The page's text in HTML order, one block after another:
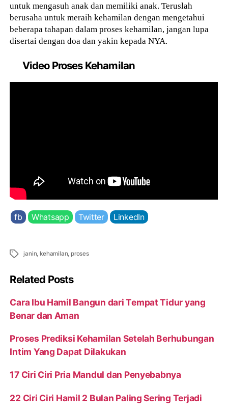
untuk mengasuh anak dan memiliki anak. Teruslah
berusaha untuk meraih kehamilan dengan mengetahui
beberapa tahapan dalam proses kehamilan, jangan lupa
disertai dengan doa dan yakin kepada NYA.
Video Proses Kehamilan
fb Whatsapp Twitter LinkedIn
Tags janin, kehamilan, proses
Related Posts
Cara Ibu Hamil Bangun dari Tempat Tidur yang
Benar dan Aman
Proses Prediksi Kehamilan Setelah Berhubungan
Intim Yang Dapat Dilakukan
17 Ciri Ciri Pria Mandul dan Penyebabnya
22 Ciri Ciri Hamil 2 Bulan Paling Sering Terjadi